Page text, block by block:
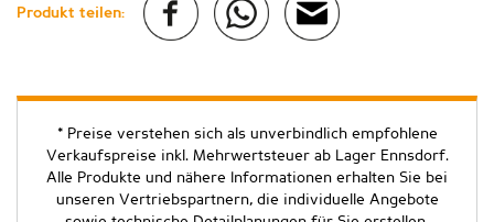
Produkt teilen:
* Preise verstehen sich als unverbindlich empfohlene
Verkaufspreise inkl. Mehrwertsteuer ab Lager Ennsdorf.
Alle Produkte und nähere Informationen erhalten Sie bei
unseren Vertriebspartnern, die individuelle Angebote